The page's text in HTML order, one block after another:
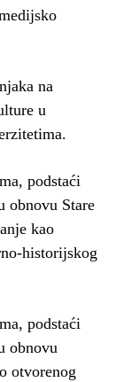
na
u
podstaći
obnovu Stare
kao
historijskog
podstaći
obnovu
otvorenog